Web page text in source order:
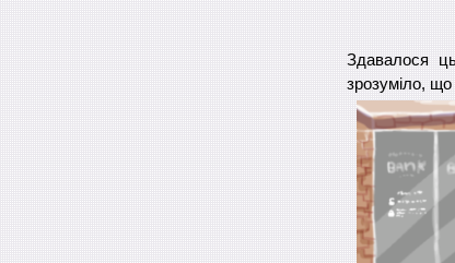
Здавалося
зрозуміло,